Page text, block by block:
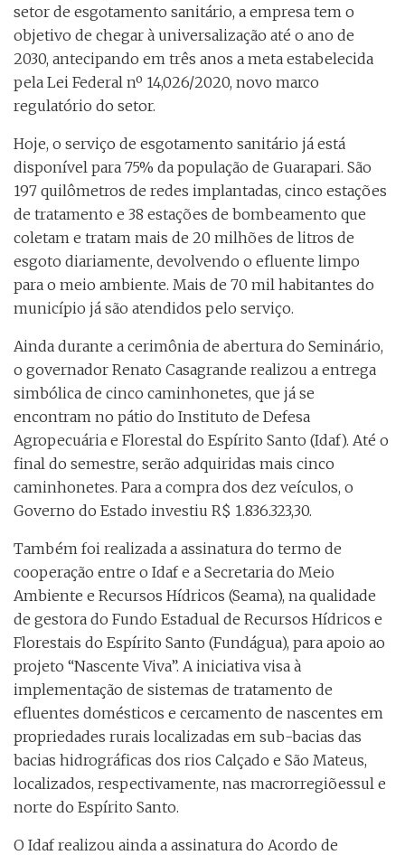
setor de esgotamento sanitário, a empresa tem o
objetivo de chegar à universalização até o ano de
2030, antecipando em três anos a meta estabelecida
pela Lei Federal nº 14,026/2020, novo marco
regulatório do setor.
Hoje, o serviço de esgotamento sanitário já está
disponível para 75% da população de Guarapari. São
197 quilômetros de redes implantadas, cinco estações
de tratamento e 38 estações de bombeamento que
coletam e tratam mais de 20 milhões de litros de
esgoto diariamente, devolvendo o efluente limpo
para o meio ambiente. Mais de 70 mil habitantes do
município já são atendidos pelo serviço.
Ainda durante a cerimônia de abertura do Seminário,
o governador Renato Casagrande realizou a entrega
simbólica de cinco caminhonetes, que já se
encontram no pátio do Instituto de Defesa
Agropecuária e Florestal do Espírito Santo (Idaf). Até o
final do semestre, serão adquiridas mais cinco
caminhonetes. Para a compra dos dez veículos, o
Governo do Estado investiu R$ 1.836.323,30.
Também foi realizada a assinatura do termo de
cooperação entre o Idaf e a Secretaria do Meio
Ambiente e Recursos Hídricos (Seama), na qualidade
de gestora do Fundo Estadual de Recursos Hídricos e
Florestais do Espírito Santo (Fundágua), para apoio ao
projeto “Nascente Viva”. A iniciativa visa à
implementação de sistemas de tratamento de
efluentes domésticos e cercamento de nascentes em
propriedades rurais localizadas em sub-bacias das
bacias hidrográficas dos rios Calçado e São Mateus,
localizados, respectivamente, nas macrorregiõessul e
norte do Espírito Santo.
O Idaf realizou ainda a assinatura do Acordo de